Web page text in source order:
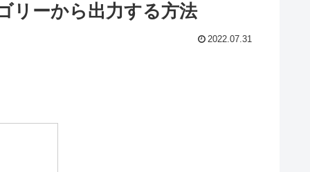
リーから出力する方法
2022.07.31